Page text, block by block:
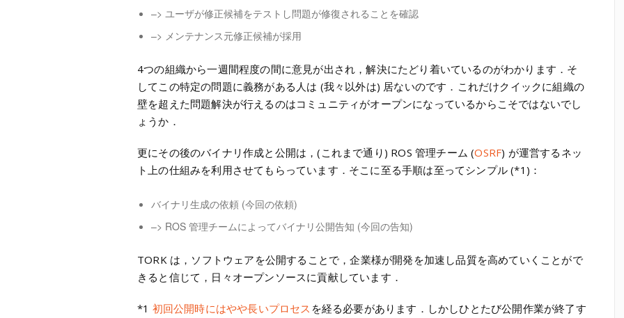
–> ユーザが修正候補をテストし問題が修復されることを確認
–> メンテナンス元修正候補が採用
4つの組織から一週間程度の間に意見が出され，解決にたどり着いているのがわかります．そ
してこの特定の問題に義務がある人は (我々以外は) 居ないのです．これだけクイックに組織の
壁を超えた問題解決が行えるのはコミュニティがオープンになっているからこそではないでし
ょうか．
更にその後のバイナリ作成と公開は，(これまで通り) ROS 管理チーム (OSRF) が運営するネッ
ト上の仕組みを利用させてもらっています．そこに至る手順は至ってシンプル (*1)：
バイナリ生成の依頼 (今回の依頼)
–> ROS 管理チームによってバイナリ公開告知 (今回の告知)
TORK は，ソフトウェアを公開することで，企業様が開発を加速し品質を高めていくことがで
きると信じて，日々オープンソースに貢献しています．
*1 初回公開時にはやや長いプロセス を経る必要があります．しかしひとたび公開作業が終了す